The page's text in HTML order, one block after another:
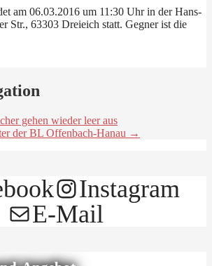
am 06.03.2016 um 11:30 Uhr in der Hans-
Str., 63303 Dreieich statt. Gegner ist die
gehen wieder leer aus
der BL Offenbach-Hanau →
Instagram
E-Mail